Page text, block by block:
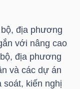
địa phương
với nâng cao
địa phương
và các dự án
soát, kiến nghị